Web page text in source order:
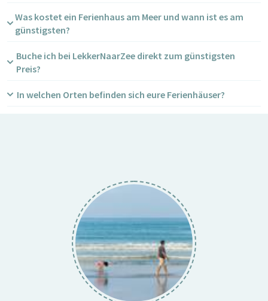
Was kostet ein Ferienhaus am Meer und wann ist es am
günstigsten?
Buche ich bei LekkerNaarZee direkt zum günstigsten
Preis?
In welchen Orten befinden sich eure Ferienhäuser?